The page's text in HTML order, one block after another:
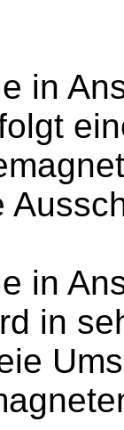
in
in
in